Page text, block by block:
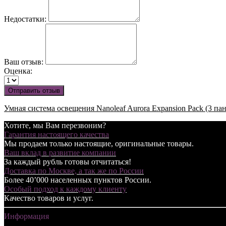
Недостатки:
Ваш отзыв:
Оценка:
Отправить отзыв
Умная система освещения Nanoleaf Aurora Expansion Pack (3
Хотите, мы Вам перезвоним?
Гарантия настоящего качества
Мы продаем только настоящие, оригинальные товары.
Ваш вклад в развитие компании
За каждый рубль готовы отчитаться!
Доставка по Москве, а так же по России
Более 40’000 населенных пунктов России.
Особый подход к каждому клиенту
Качество товаров и услуг.
Информация